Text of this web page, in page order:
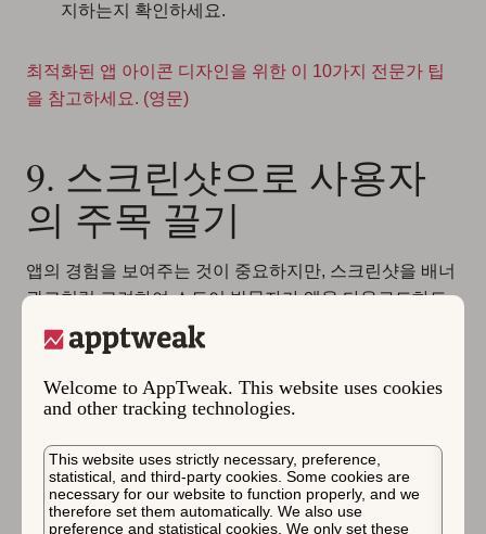
Welcome to AppTweak. This website uses cookies
and other tracking technologies.
This website uses strictly necessary, preference,
statistical, and third-party cookies. Some cookies are
necessary for our website to function properly, and we
therefore set them automatically. We also use
preference and statistical cookies. We only set these
지하는지 확인하세요.
최적화된 앱 아이콘 디자인을 위한 이 10가지 전문가 팁
을 참고하세요. (영문)
9. 스크린샷으로 사용자
의 주목 끌기
앱의 경험을 보여주는 것이 중요하지만, 스크린샷을 배너
광고처럼 고려하여 스토어 방문자가 앱을 다운로드하도
록 유도해야 합니다.
해야 하며 스토어 방문자의 전환을 도울 수 있습니다
큰 글꼴로 짧은 캡션을 추가
인 콜투액션(Call-to-action)은 피하는 것이 좋습니
다.첫 몇 개의 스크린샷이 가장 눈에 띄므로, 이에 추
가적인 주의를 기울여야 합니다.
앱 스토어에서 일반적으로 앱의 첫 세 개의 스크린샷